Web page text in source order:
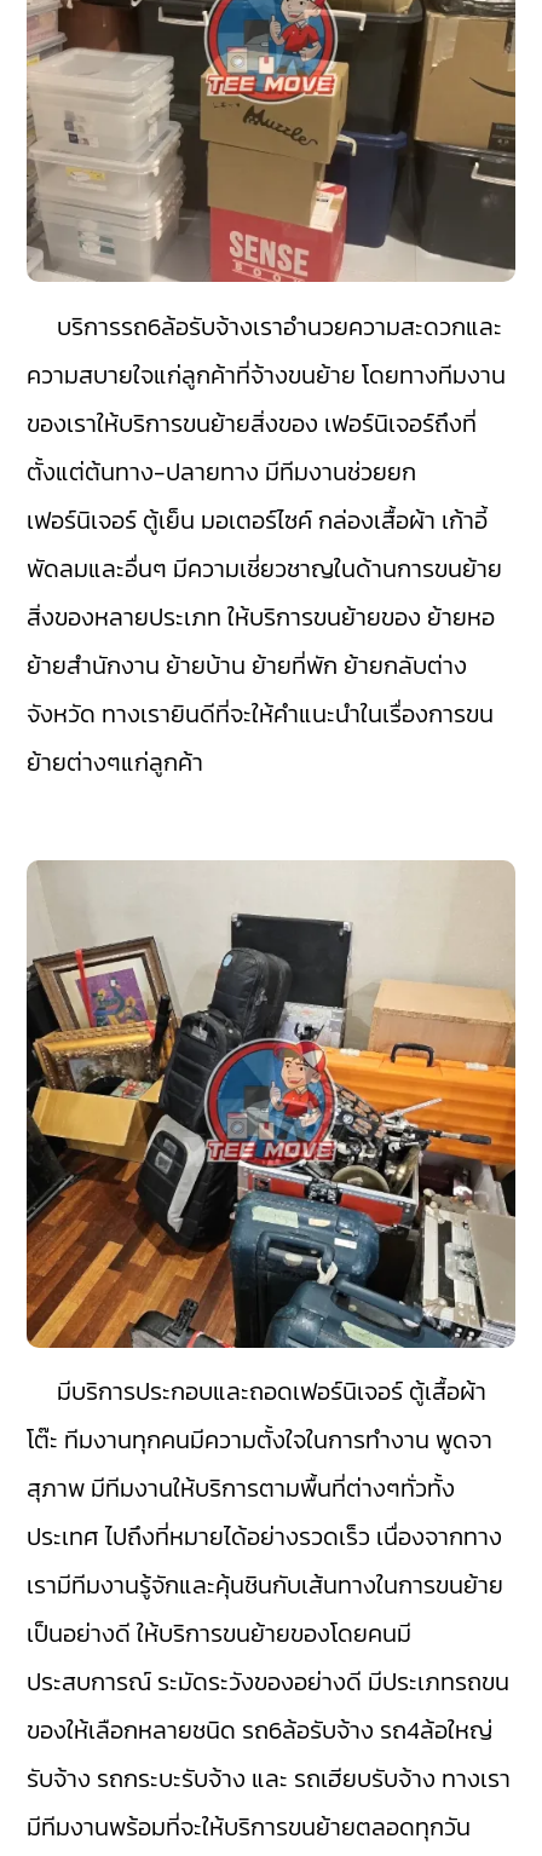
บริการรถ6ล้อรับจ้างเราอำนวยความสะดวกและ
ความสบายใจแก่ลูกค้าที่จ้างขนย้าย โดยทางทีมงาน
ของเราให้บริการขนย้ายสิ่งของ เฟอร์นิเจอร์ถึงที่
ตั้งแต่ต้นทาง-ปลายทาง มีทีมงานช่วยยก
เฟอร์นิเจอร์ ตู้เย็น มอเตอร์ไซค์ กล่องเสื้อผ้า เก้าอี้
พัดลมและอื่นๆ มีความเชี่ยวชาญในด้านการขนย้าย
สิ่งของหลายประเภท ให้บริการขนย้ายของ ย้ายหอ
ย้ายสำนักงาน ย้ายบ้าน ย้ายที่พัก ย้ายกลับต่าง
จังหวัด ทางเรายินดีที่จะให้คำแนะนำในเรื่องการขน
ย้ายต่างๆแก่ลูกค้า
มีบริการประกอบและถอดเฟอร์นิเจอร์ ตู้เสื้อผ้า
โต๊ะ ทีมงานทุกคนมีความตั้งใจในการทำงาน พูดจา
สุภาพ มีทีมงานให้บริการตามพื้นที่ต่างๆทั่วทั้ง
ประเทศ ไปถึงที่หมายได้อย่างรวดเร็ว เนื่องจากทาง
เรามีทีมงานรู้จักและคุ้นชินกับเส้นทางในการขนย้าย
เป็นอย่างดี ให้บริการขนย้ายของโดยคนมี
ประสบการณ์ ระมัดระวังของอย่างดี มีประเภทรถขน
ของให้เลือกหลายชนิด รถ6ล้อรับจ้าง รถ4ล้อใหญ่
รับจ้าง รถกระบะรับจ้าง และ รถเฮียบรับจ้าง ทางเรา
มีทีมงานพร้อมที่จะให้บริการขนย้ายตลอดทุกวัน